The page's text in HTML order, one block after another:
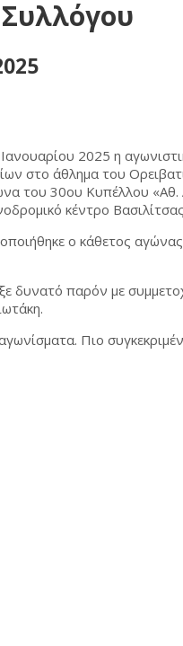
2025 η
στο άθλημα του
του 30ου Κυπέλλου «Αθ.
κέντρο
ο κάθετος
δυνατό παρόν με
Πιο